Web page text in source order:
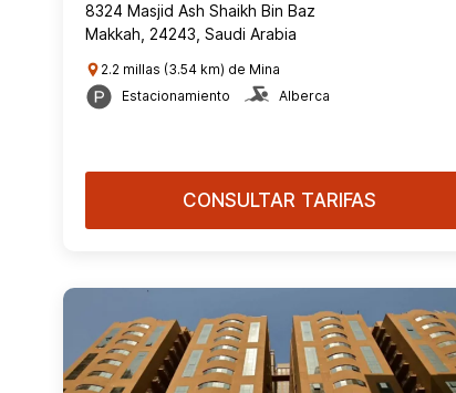
8324 Masjid Ash Shaikh Bin Baz
Makkah, 24243, Saudi Arabia
2.2 millas (3.54 km) de Mina
Estacionamiento
Alberca
CONSULTAR TARIFAS